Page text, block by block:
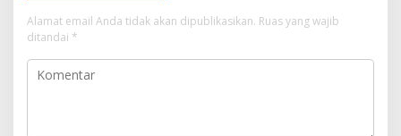
Alamat email Anda tidak akan dipublikasikan. Ruas yang wajib
ditandai *